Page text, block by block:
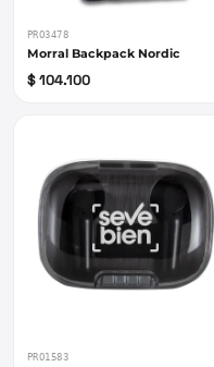
PRO3478
Morral Backpack Nordic
$ 104.100
PRO1583